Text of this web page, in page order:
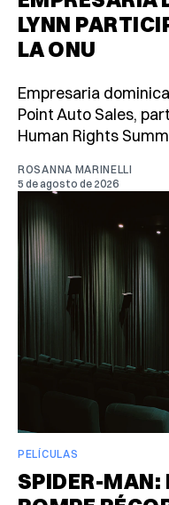
LYNN
LA ONU
Empresaria
Point Auto Sales,
Human Rights
ROSANNA MARINELLI
5 de agosto de 2026
PELÍCULAS
SPIDER-MAN: